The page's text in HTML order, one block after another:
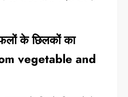
के छिलकों का
vegetable and